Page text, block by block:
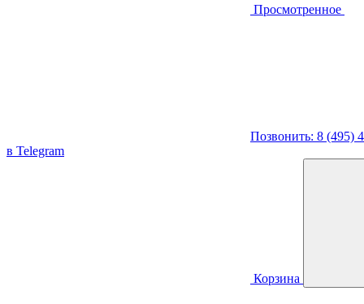
Просмотренное
Позвонить: 8 (495)
в Telegram
Корзина